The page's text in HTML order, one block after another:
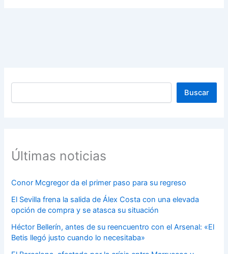
Buscar
Buscar
Últimas noticias
Conor Mcgregor da el primer paso para su regreso
El Sevilla frena la salida de Álex Costa con una elevada
opción de compra y se atasca su situación
Héctor Bellerín, antes de su reencuentro con el Arsenal: «El
Betis llegó justo cuando lo necesitaba»